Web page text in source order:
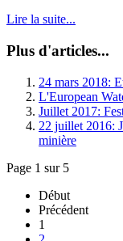
Lire la suite...
Plus d'articles...
24 mars 2018:
L'European
Juillet 2017:
22 juillet 2016:
minière
Page 1 sur 5
Début
Précédent
1